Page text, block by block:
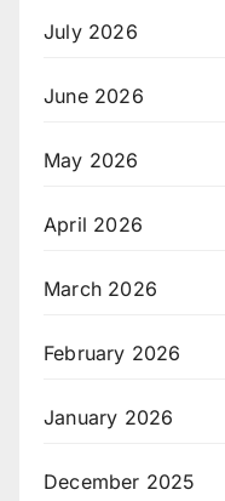
July 2026
June 2026
May 2026
April 2026
March 2026
February 2026
January 2026
December 2025